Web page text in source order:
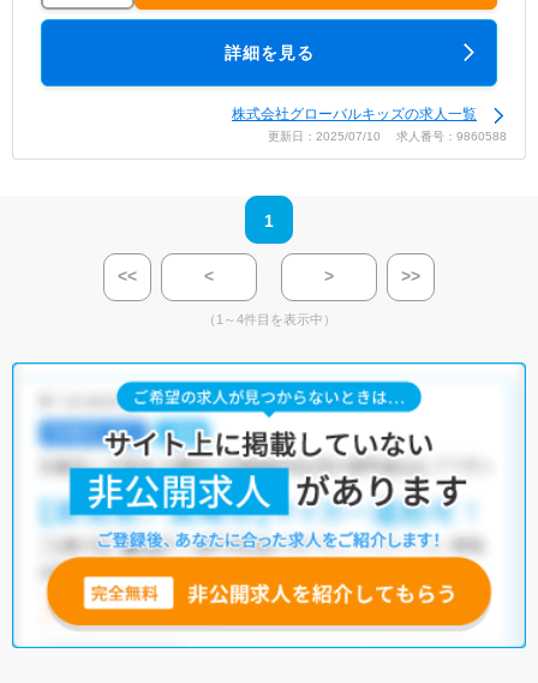
詳細を見る
株式会社グローバルキッズの求人一覧
更新日：2025/07/10 求人番号：9860588
1
<< < > >>
（1～4件目を表示中）